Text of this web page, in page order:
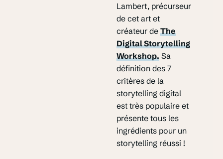
Lambert, précurseur
de cet art et
créateur de The
Digital Storytelling
Workshop.Sa
définition des 7
critères de la
storytelling digital
est très populaire et
présente tous les
ingrédients pour un
storytelling réussi !